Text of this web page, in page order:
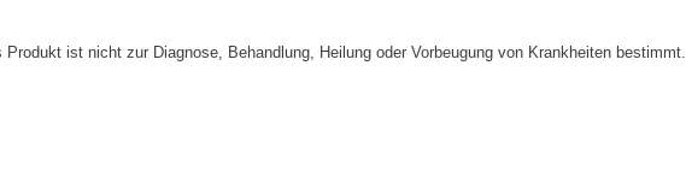
ist nicht zur Diagnose, Behandlung, Heilung oder Vorbeugung von Krankheiten bestimmt.